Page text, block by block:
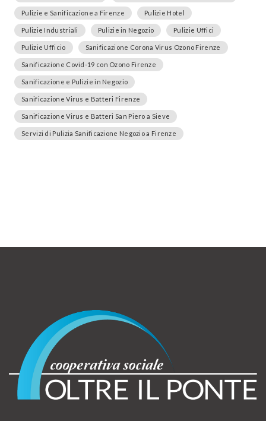
Pulizie e Sanificazione a Firenze Pulizie Hotel
Pulizie Industriali Pulizie in Negozio Pulizie Uffici
Pulizie Ufficio Sanificazione Corona Virus Ozono Firenze
Sanificazione Covid-19 con Ozono Firenze
Sanificazione e Pulizie in Negozio
Sanificazione Virus e Batteri Firenze
Sanificazione Virus e Batteri San Piero a Sieve
Servizi di Pulizia Sanificazione Negozio a Firenze